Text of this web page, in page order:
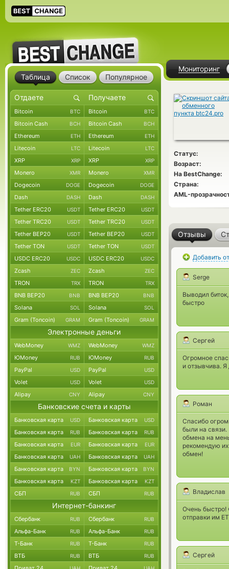
Мониторинг
Статус:
Возраст:
На BestChange:
Страна:
AML-
Отзывы
Добавить
Serge
Выводил
быстро
Сергей
Огромное
и отзывчива. Я
Роман
Спасибо
были на
обмена на
рекомендую их
обмен!
Владислав
Очень быстро!
отправки им
Сергей
Таблица Список Популярное
Bitcoin BTC Bitcoin BTC
Bitcoin Cash BCH Bitcoin Cash BCH
Ethereum ETH Ethereum ETH
Litecoin LTC Litecoin LTC
XRP XRP XRP XRP
Monero XMR Monero XMR
Dogecoin DOGE Dogecoin DOGE
Dash DASH Dash DASH
Tether ERC20 USDT Tether ERC20 USDT
Tether TRC20 USDT Tether TRC20 USDT
Tether BEP20 USDT Tether BEP20 USDT
Tether TON USDT Tether TON USDT
USDC ERC20 USDC USDC ERC20 USDC
Zcash ZEC Zcash ZEC
TRON TRX TRON TRX
BNB BEP20 BNB BNB BEP20 BNB
Solana SOL Solana SOL
Gram (Toncoin) GRAM Gram (Toncoin) GRAM
Электронные деньги
WebMoney WMZ WebMoney WMZ
ЮMoney RUB ЮMoney RUB
PayPal USD PayPal USD
Volet USD Volet USD
Alipay CNY Alipay CNY
Банковские счета и карты
Банковская карта USD Банковская карта USD
Банковская карта RUB Банковская карта RUB
Банковская карта EUR Банковская карта EUR
Банковская карта UAH Банковская карта UAH
Банковская карта BYN Банковская карта BYN
Банковская карта KZT Банковская карта KZT
СБП RUB СБП RUB
Интернет-банкинг
Сбербанк RUB Сбербанк RUB
Альфа-Банк RUB Альфа-Банк RUB
Т-Банк RUB Т-Банк RUB
ВТБ RUB ВТБ RUB